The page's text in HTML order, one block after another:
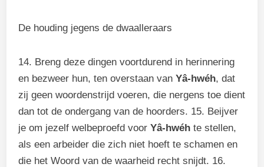
De houding jegens de dwaalleraars
14. Breng deze dingen voortdurend in herinnering
en bezweer hun, ten overstaan vanYâ-hwéh, dat
zij geen woordenstrijd voeren, die nergens toe dient
dan tot de ondergang van de hoorders. 15. Beijver
je om jezelf welbeproefd voorYâ-hwéh te stellen,
als een arbeider die zich niet hoeft te schamen en
die het Woord van de waarheid recht snijdt. 16.